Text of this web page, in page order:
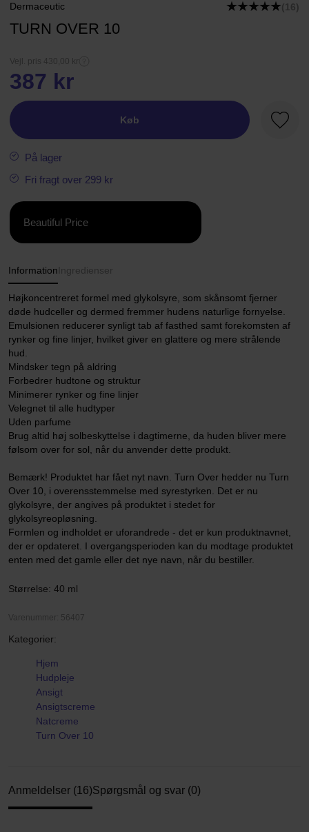
Dermaceutic (16)
TURN OVER 10
Vejl. pris 430,00 kr
387 kr
Køb
På lager
Fri fragt over 299 kr
Beautiful Price
Information Ingredienser
Højkoncentreret formel med glykolsyre, som skånsomt fjerner
døde hudceller og dermed fremmer hudens naturlige fornyelse.
Emulsionen reducerer synligt tab af fasthed samt forekomsten af
rynker og fine linjer, hvilket giver en glattere og mere strålende
hud.
Mindsker tegn på aldring
Forbedrer hudtone og struktur
Minimerer rynker og fine linjer
Velegnet til alle hudtyper
Uden parfume
Brug altid høj solbeskyttelse i dagtimerne, da huden bliver mere
følsom over for sol, når du anvender dette produkt.
Bemærk! Produktet har fået nyt navn. Turn Over hedder nu Turn
Over 10, i overensstemmelse med syrestyrken. Det er nu
glykolsyre, der angives på produktet i stedet for
glykolsyreopløsning.
Formlen og indholdet er uforandrede - det er kun produktnavnet,
der er opdateret. I overgangsperioden kan du modtage produktet
enten med det gamle eller det nye navn, når du bestiller.
Størrelse: 40 ml
Varenummer: 56407
Kategorier:
Hjem
Hudpleje
Ansigt
Ansigtscreme
Natcreme
Turn Over 10
Anmeldelser (16)Spørgsmål og svar (0)